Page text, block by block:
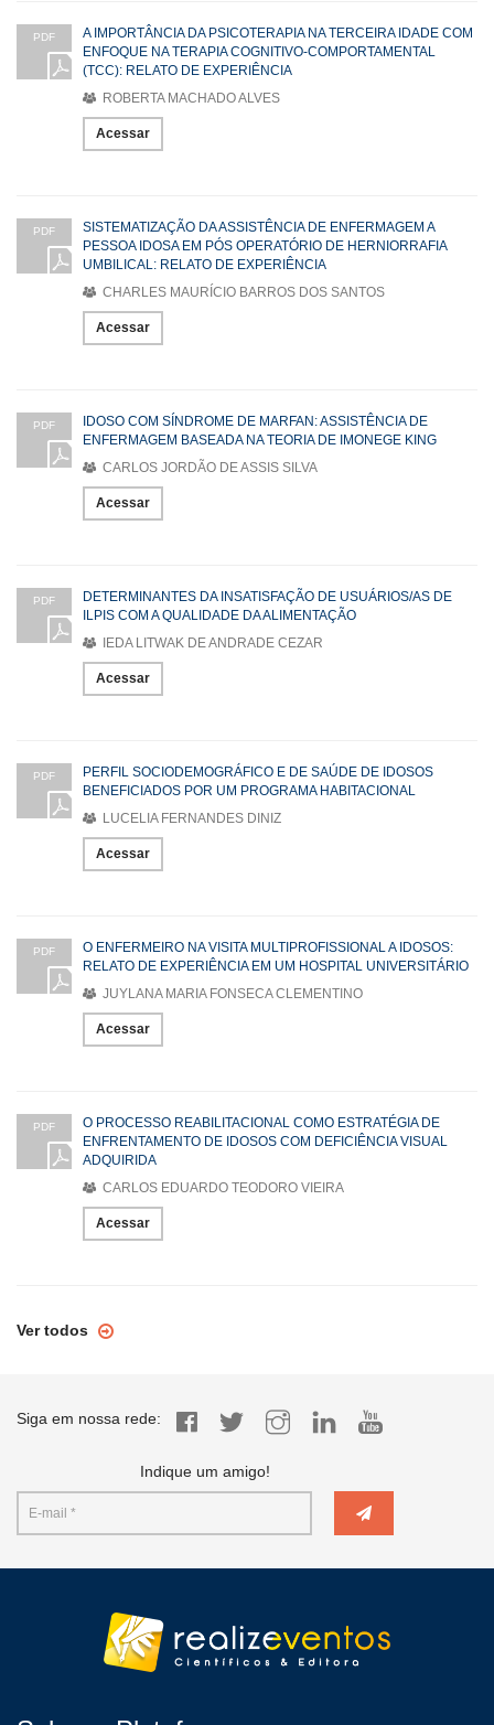
PDF
A IMPORTÂNCIA DA PSICOTERAPIA NA TERCEIRA IDADE COM
ENFOQUE NA TERAPIA COGNITIVO-COMPORTAMENTAL
(TCC): RELATO DE EXPERIÊNCIA
ROBERTA MACHADO ALVES
Acessar
PDF
SISTEMATIZAÇÃO DA ASSISTÊNCIA DE ENFERMAGEM A
PESSOA IDOSA EM PÓS OPERATÓRIO DE HERNIORRAFIA
UMBILICAL: RELATO DE EXPERIÊNCIA
CHARLES MAURÍCIO BARROS DOS SANTOS
Acessar
PDF
IDOSO COM SÍNDROME DE MARFAN: ASSISTÊNCIA DE
ENFERMAGEM BASEADA NA TEORIA DE IMONEGE KING
CARLOS JORDÃO DE ASSIS SILVA
Acessar
PDF
DETERMINANTES DA INSATISFAÇÃO DE USUÁRIOS/AS DE
ILPIS COM A QUALIDADE DA ALIMENTAÇÃO
IEDA LITWAK DE ANDRADE CEZAR
Acessar
PDF
PERFIL SOCIODEMOGRÁFICO E DE SAÚDE DE IDOSOS
BENEFICIADOS POR UM PROGRAMA HABITACIONAL
LUCELIA FERNANDES DINIZ
Acessar
PDF
O ENFERMEIRO NA VISITA MULTIPROFISSIONAL A IDOSOS:
RELATO DE EXPERIÊNCIA EM UM HOSPITAL UNIVERSITÁRIO
JUYLANA MARIA FONSECA CLEMENTINO
Acessar
PDF
O PROCESSO REABILITACIONAL COMO ESTRATÉGIA DE
ENFRENTAMENTO DE IDOSOS COM DEFICIÊNCIA VISUAL
ADQUIRIDA
CARLOS EDUARDO TEODORO VIEIRA
Acessar
Ver todos
Siga em nossa rede:
Indique um amigo!